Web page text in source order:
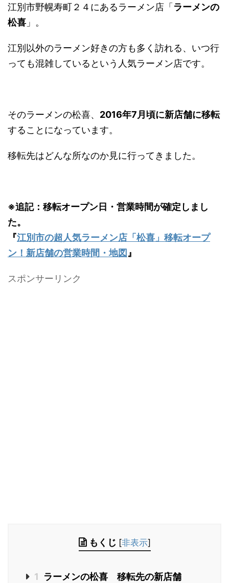
江別市野幌寿町２４にあるラーメン店「ラーメンの
松喜 」。
江別以外のラーメン好きの方も多く訪れる、いつ行
っても混雑しているという人気ラーメン店です。
そのラーメンの松喜、 2016年7月頃に新店舗に移転
することになっています。
移転先はどんな所なのか見に行ってきました。
※追記：移転オープン日・営業時間が確定しまし
た。
『江別市の超人気ラーメン店「松喜」移転オープ
ン！新店舗の営業時間・地図 』
スポンサーリンク
もくじ [非表示]
1 ラーメンの松喜 移転先の新店舗